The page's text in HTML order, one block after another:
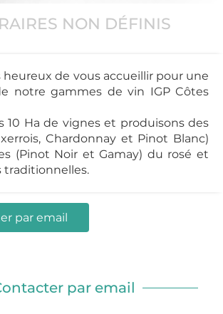
NON DÉFINIS
heureux de vous accueillir pour une
notre gammes de vin IGP Côtes
10 Ha de vignes et produisons des
Chardonnay et Pinot Blanc)
(Pinot Noir et Gamay) du rosé et
traditionnelles.
par email
par email